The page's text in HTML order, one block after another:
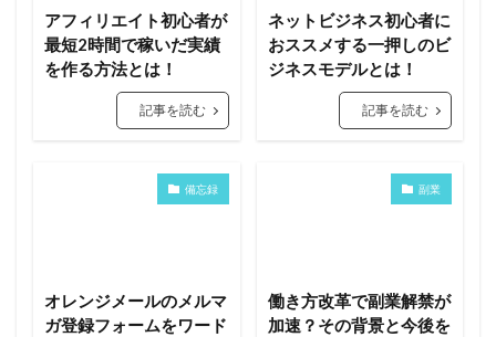
アフィリエイト初心者が
最短2時間で稼いだ実績
を作る方法とは！
記事を読む
ネットビジネス初心者に
おススメする一押しのビ
ジネスモデルとは！
記事を読む
備忘録
オレンジメールのメルマ
ガ登録フォームをワード
副業
働き方改革で副業解禁が
加速？その背景と今後を